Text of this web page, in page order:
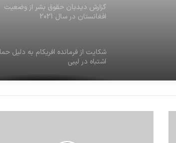
شکایت از فرمانده افریکام به دلیل حمله
اشتباه در لیبی
یمن – 2022- رنج عظیم بشردوستانه